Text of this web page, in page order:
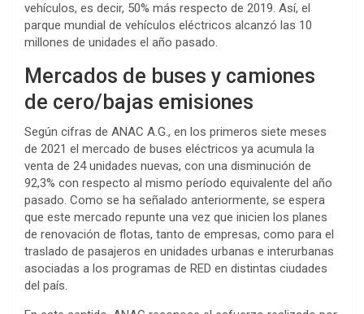
vehículos, es decir, 50% más respecto de 2019. Así, el
parque mundial de vehículos eléctricos alcanzó las 10
millones de unidades el año pasado.
Mercados de buses y camiones
de cero/bajas emisiones
Según cifras de ANAC A.G., en los primeros siete meses
de 2021 el mercado de buses eléctricos ya acumula la
venta de 24 unidades nuevas, con una disminución de
92,3% con respecto al mismo período equivalente del año
pasado. Como se ha señalado anteriormente, se espera
que este mercado repunte una vez que inicien los planes
de renovación de flotas, tanto de empresas, como para el
traslado de pasajeros en unidades urbanas e interurbanas
asociadas a los programas de RED en distintas ciudades
del país.